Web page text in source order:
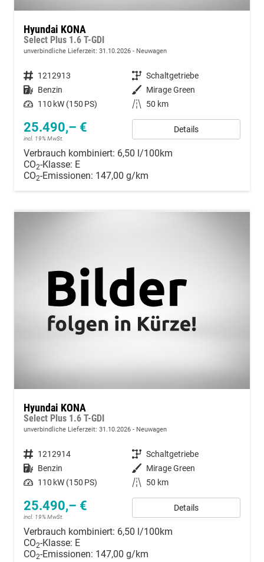
Hyundai KONA
Select Plus 1.6 T-GDI
unverbindliche Lieferzeit: 31.10.2026 Neuwagen
Fahrzeugnummer 1212913 Getriebe Schaltgetriebe
Kraftstoff Benzin Außenfarbe Mirage Green
Leistung 110 kW (150 PS) Kilometerstand 50 km
25.490,– €
incl. 19% MwSt.
Details
Verbrauch kombiniert: 6,50 l/100km
CO2-Klasse: E
CO2-Emissionen: 147,00 g/km
Hyundai KONA
Select Plus 1.6 T-GDI
unverbindliche Lieferzeit: 31.10.2026 Neuwagen
Fahrzeugnummer 1212914 Getriebe Schaltgetriebe
Kraftstoff Benzin Außenfarbe Mirage Green
Leistung 110 kW (150 PS) Kilometerstand 50 km
25.490,– €
incl. 19% MwSt.
Details
Verbrauch kombiniert: 6,50 l/100km
CO2-Klasse: E
CO2-Emissionen: 147,00 g/km